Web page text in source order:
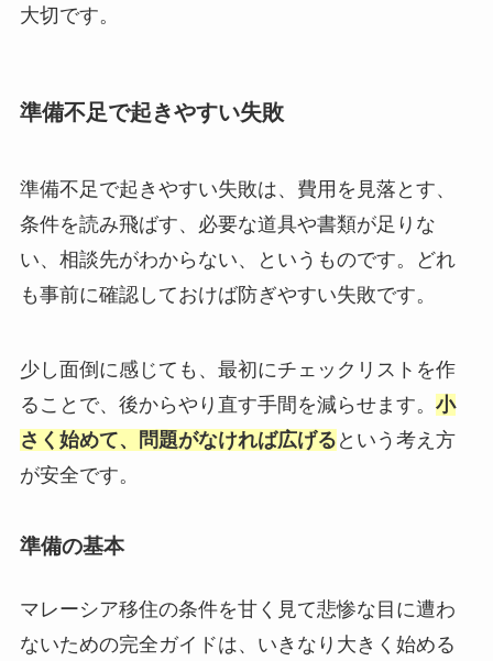
大切です。
準備不足で起きやすい失敗
準備不足で起きやすい失敗は、費用を見落とす、
条件を読み飛ばす、必要な道具や書類が足りな
い、相談先がわからない、というものです。どれ
も事前に確認しておけば防ぎやすい失敗です。
少し面倒に感じても、最初にチェックリストを作
ることで、後からやり直す手間を減らせます。 小
さく始めて、問題がなければ広げる という考え方
が安全です。
準備の基本
マレーシア移住の条件を甘く見て悲惨な目に遭わ
ないための完全ガイドは、いきなり大きく始める